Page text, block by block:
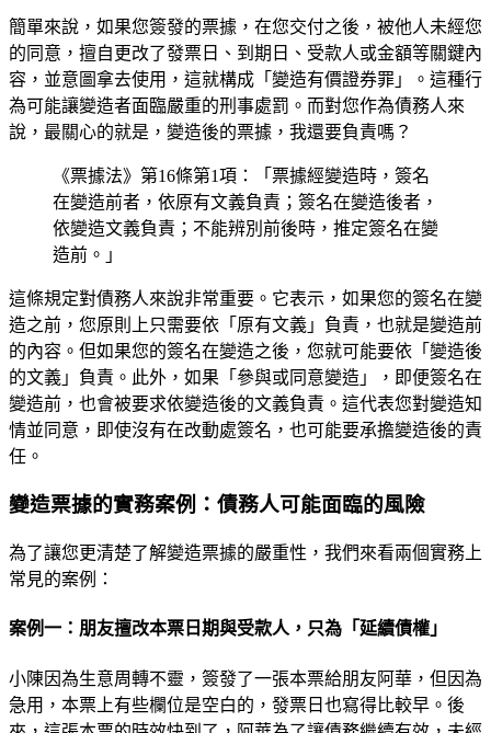
簡單來說，如果您簽發的票據，在您交付之後，被他人未經您
的同意，擅自更改了發票日、到期日、受款人或金額等關鍵內
容，並意圖拿去使用，這就構成「變造有價證券罪」。這種行
為可能讓變造者面臨嚴重的刑事處罰。而對您作為債務人來
說，最關心的就是，變造後的票據，我還要負責嗎？
《票據法》第16條第1項：「票據經變造時，簽名
在變造前者，依原有文義負責；簽名在變造後者，
依變造文義負責；不能辨別前後時，推定簽名在變
造前。」
這條規定對債務人來說非常重要。它表示，如果您的簽名在變
造之前，您原則上只需要依「原有文義」負責，也就是變造前
的內容。但如果您的簽名在變造之後，您就可能要依「變造後
的文義」負責。此外，如果「參與或同意變造」，即便簽名在
變造前，也會被要求依變造後的文義負責。這代表您對變造知
情並同意，即使沒有在改動處簽名，也可能要承擔變造後的責
任。
變造票據的實務案例：債務人可能面臨的風險
為了讓您更清楚了解變造票據的嚴重性，我們來看兩個實務上
常見的案例：
案例一：朋友擅改本票日期與受款人，只為「延續債權」
小陳因為生意周轉不靈，簽發了一張本票給朋友阿華，但因為
急用，本票上有些欄位是空白的，發票日也寫得比較早。後